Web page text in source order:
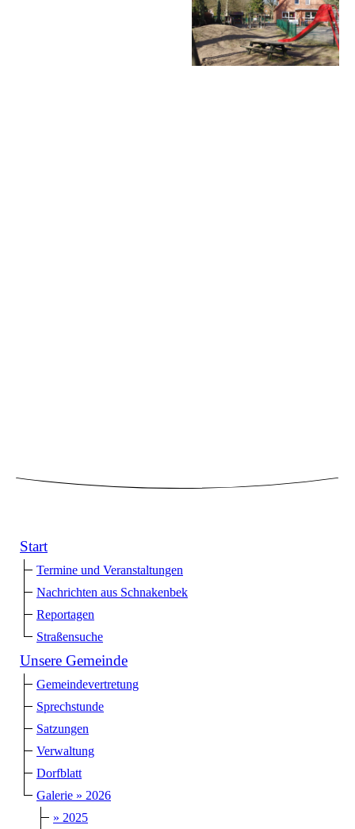
Start
Termine und Veranstaltungen
Nachrichten aus Schnakenbek
Reportagen
Straßensuche
Unsere Gemeinde
Gemeindevertretung
Sprechstunde
Satzungen
Verwaltung
Dorfblatt
Galerie » 2026
» 2025